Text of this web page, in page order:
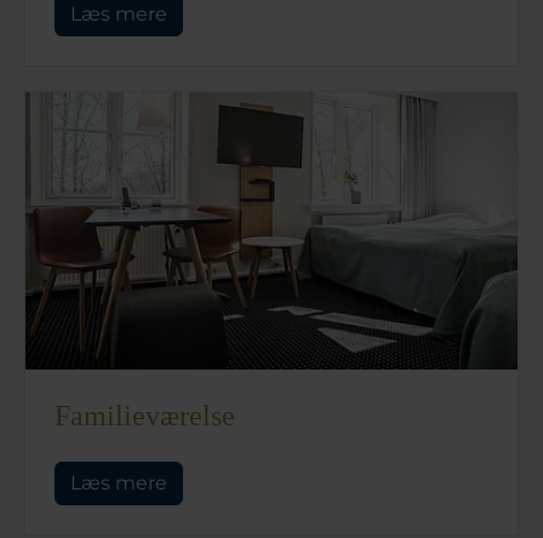
Læs mere
Familieværelse
Læs mere